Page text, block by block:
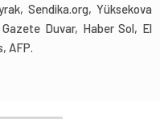
Sendika.org, Yüksekova
Duvar, Haber Sol, El
AFP.